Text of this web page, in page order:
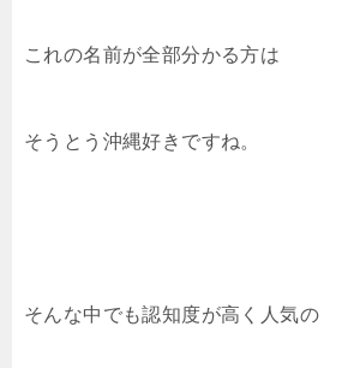
これの名前が全部分かる方は
そうとう沖縄好きですね。
そんな中でも認知度が高く人気の